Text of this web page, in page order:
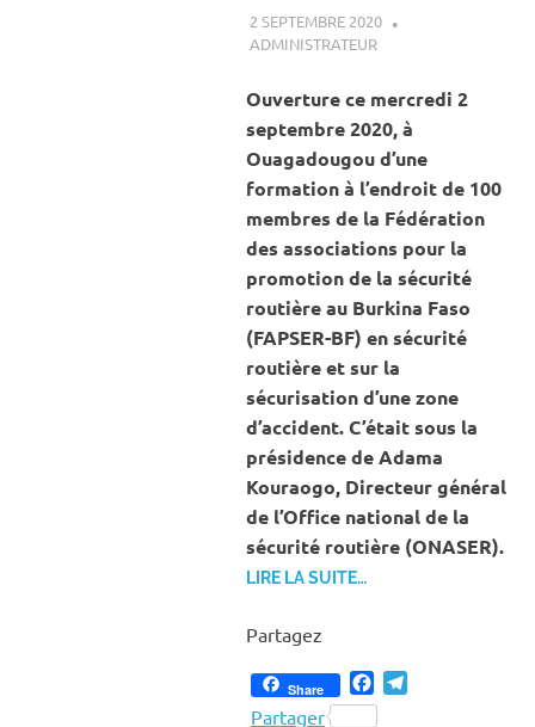
2 SEPTEMBRE 2020
ADMINISTRATEURACTUALITÉ
Ouverture ce mercredi 2
septembre 2020, à
Ouagadougou d’une
formation à l’endroit de 100
membres de la Fédération
des associations pour la
promotion de la sécurité
routière au Burkina Faso
(FAPSER-BF) en sécurité
routière et sur la
sécurisation d’une zone
d’accident. C’était sous la
présidence de Adama
Kouraogo, Directeur général
de l’Office national de la
sécurité routière (ONASER).
LIRE LA SUITE…
Partagez
Share Facebook
Partager